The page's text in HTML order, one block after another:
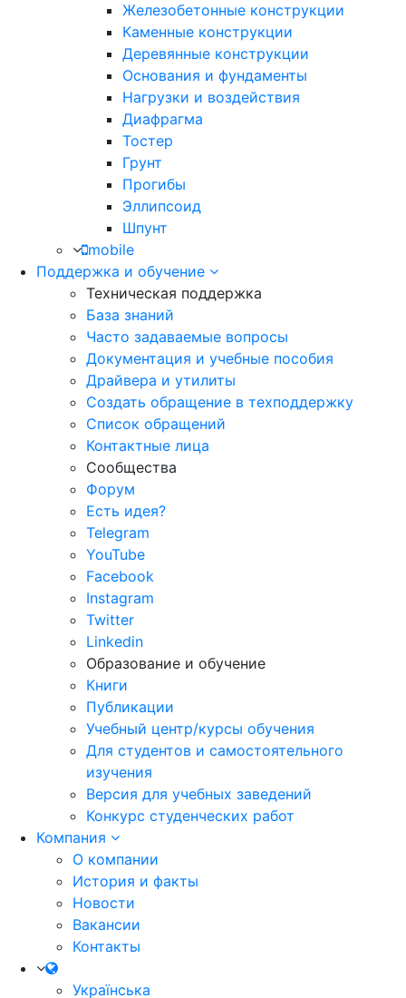
Железобетонные конструкции
Каменные конструкции
Деревянные конструкции
Основания и фундаменты
Нагрузки и воздействия
Диафрагма
Тостер
Грунт
Прогибы
Эллипсоид
Шпунт
mobile
Поддержка и обучение
Техническая поддержка
База знаний
Часто задаваемые вопросы
Документация и учебные пособия
Драйвера и утилиты
Создать обращение в техподдержку
Список обращений
Контактные лица
Сообщества
Форум
Есть идея?
Telegram
YouTube
Facebook
Instagram
Twitter
Linkedin
Образование и обучение
Книги
Публикации
Учебный центр/курсы обучения
Для студентов и самостоятельного
изучения
Версия для учебных заведений
Конкурс студенческих работ
Компания
О компании
История и факты
Новости
Вакансии
Контакты
Українська